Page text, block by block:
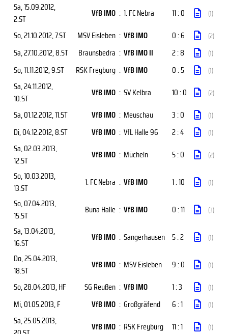
Sa, 15.09.2012,
2.ST
VfB IMO : 1. FC Nebra 11 : 0 (1)
So, 21.10.2012, 7.ST MSV Eisleben : VfB IMO 0 : 6 (2)
Sa, 27.10.2012, 8.ST Braunsbedra : VfB IMO II 2 : 8 (1)
So, 11.11.2012, 9.ST RSK Freyburg : VfB IMO 0 : 5 (1)
Sa, 24.11.2012,
10.ST
VfB IMO : SV Kelbra 10 : 0 (2)
Sa, 01.12.2012, 11.ST VfB IMO : Meuschau 3 : 0 (1)
Di, 04.12.2012, 8.ST VfB IMO : VfL Halle 96 2 : 4 (1)
Sa, 02.03.2013,
12.ST
VfB IMO : Mücheln 5 : 0 (2)
So, 10.03.2013,
13.ST
1. FC Nebra : VfB IMO 1 : 10 (1)
So, 07.04.2013,
15.ST
Buna Halle : VfB IMO 0 : 11 (3)
Sa, 13.04.2013,
16.ST
VfB IMO : Sangerhausen 5 : 2 (1)
Do, 25.04.2013,
18.ST
VfB IMO : MSV Eisleben 9 : 0 (1)
So, 28.04.2013, HF SG Reußen : VfB IMO 1 : 3 (1)
Mi, 01.05.2013, F VfB IMO : Großgräfend 6 : 1 (1)
Sa, 25.05.2013,
VfB IMO : RSK Freyburg 11 : 1 (1)